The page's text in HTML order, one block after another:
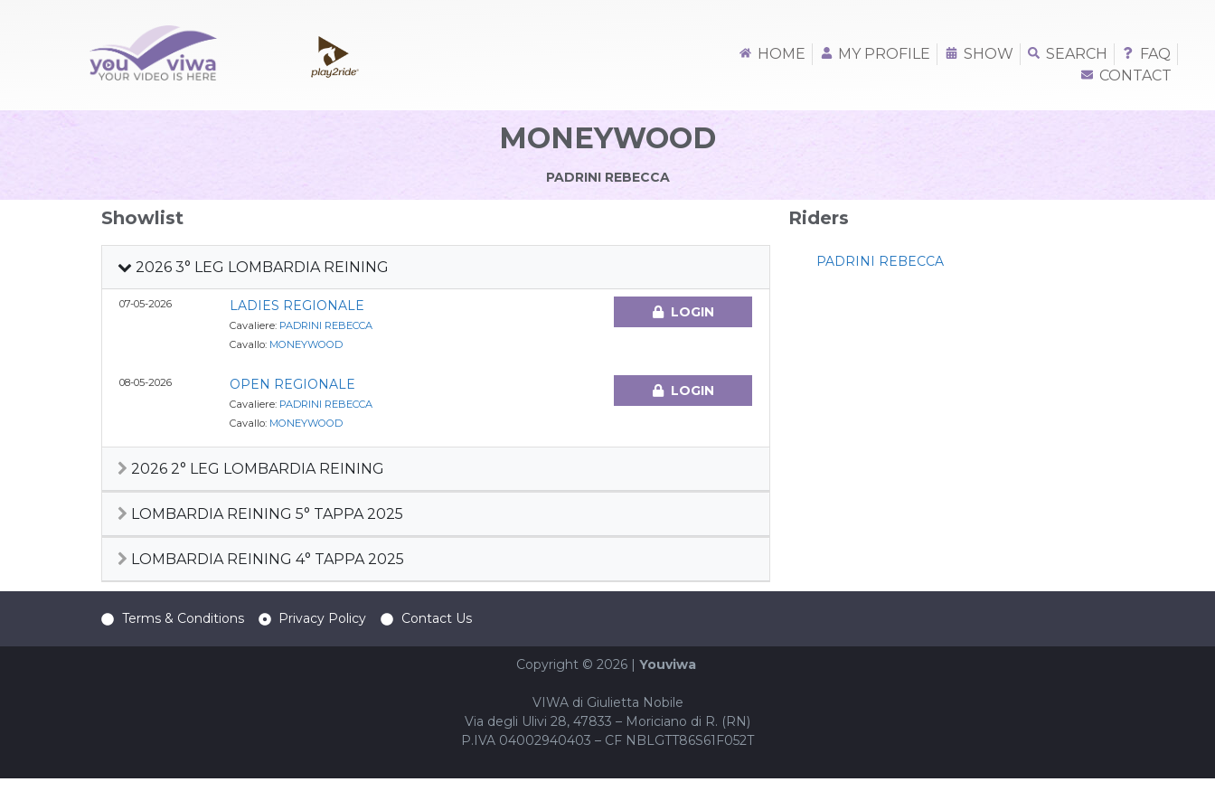
HOME MY PROFILE SHOW SEARCH
FAQ
CONTACT
MONEYWOOD
PADRINI REBECCA
Showlist
2026 3° LEG LOMBARDIA REINING
07-05-2026 LADIES REGIONALE
Cavaliere: PADRINI REBECCA
Cavallo: MONEYWOOD
LOGIN
08-05-2026 OPEN REGIONALE
Cavaliere: PADRINI REBECCA
Cavallo: MONEYWOOD
LOGIN
2026 2° LEG LOMBARDIA REINING
LOMBARDIA REINING 5° TAPPA 2025
LOMBARDIA REINING 4° TAPPA 2025
Riders
PADRINI REBECCA
Terms & Conditions Privacy Policy Contact Us
Copyright © 2026 | Youviwa
VIWA di Giulietta Nobile
Via degli Ulivi 28, 47833 – Moriciano di R. (RN)
P.IVA 04002940403 – CF NBLGTT86S61F052T